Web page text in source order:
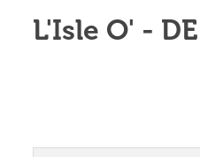
L'Isle O' - DE